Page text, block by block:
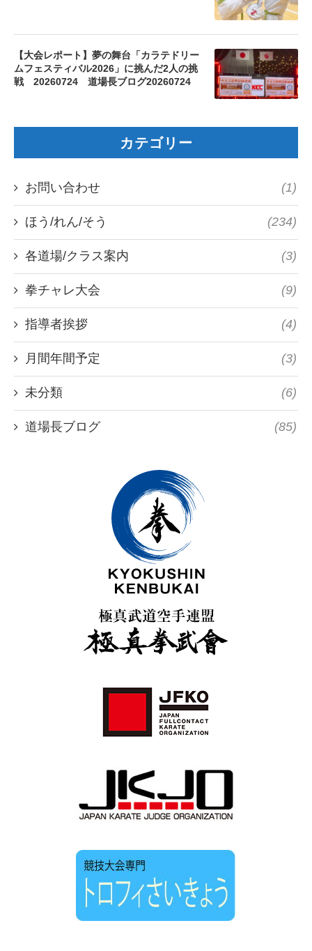
【大会レポート】夢の舞台「カラテドリー
ムフェスティバル2026」に挑んだ2人の挑
戦 20260724 道場長ブログ20260724
カテゴリー
お問い合わせ (1)
ほう/れん/そう (234)
各道場/クラス案内 (3)
拳チャレ大会 (9)
指導者挨拶 (4)
月間年間予定 (3)
未分類 (6)
道場長ブログ (85)